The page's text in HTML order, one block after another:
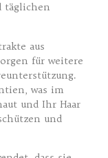
täglichen
aus
für weitere
was im
und Ihr Haar
und